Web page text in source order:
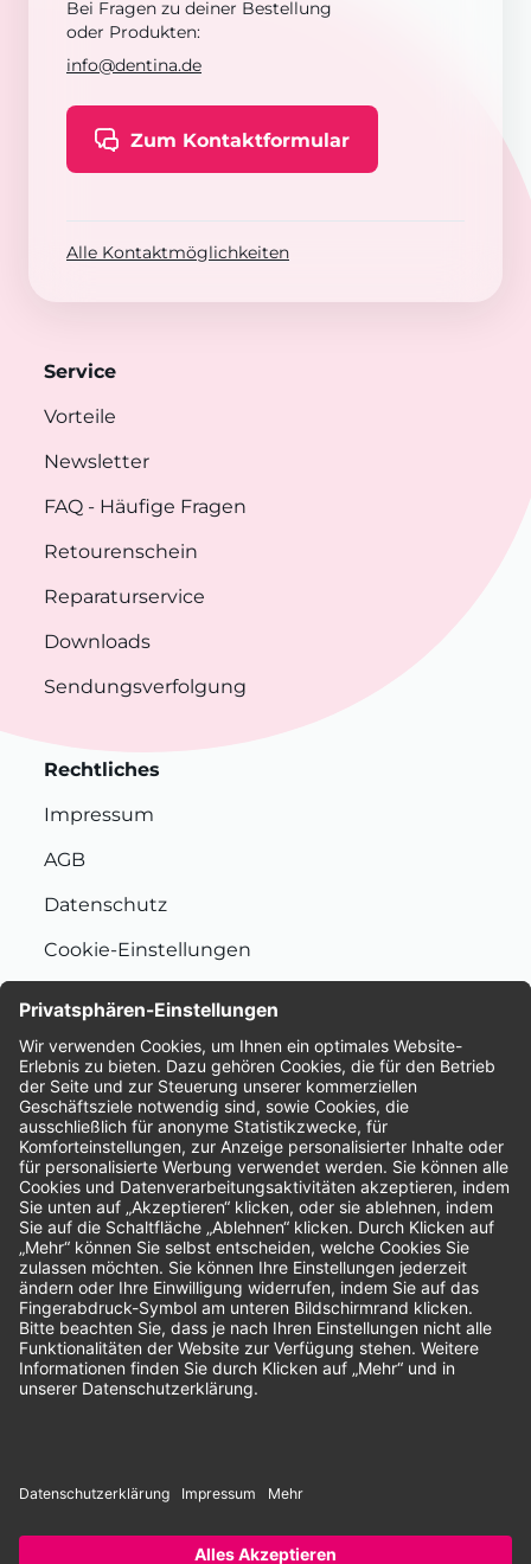
Bei Fragen zu deiner Bestellung
oder Produkten:
info@dentina.de
Zum Kontaktformular
Alle Kontaktmöglichkeiten
Service
Vorteile
Newsletter
FAQ - Häufige Fragen
Retourenschein
Reparaturservice
Downloads
Sendungsverfolgung
Rechtliches
Impressum
AGB
Datenschutz
Cookie-Einstellungen
Bewertungen
Unsere Zahlungsarten:
Rechnung SEPA-Lastschrift Vorkasse